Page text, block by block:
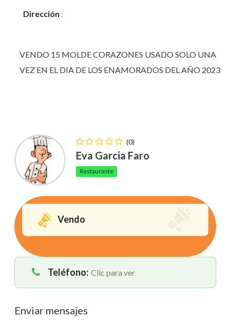
Dirección :
VENDO 15 MOLDE CORAZONES USADO SOLO UNA
VEZ EN EL DIA DE LOS ENAMORADOS DEL AÑO 2023
(0)
Eva Garcia Faro
Restaurante
Vendo
Teléfono: Clic para ver
Enviar mensajes